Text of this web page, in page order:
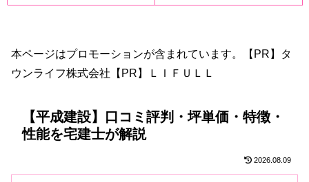
本ページはプロモーションが含まれています。【PR】タ
ウンライフ株式会社【PR】ＬＩＦＵＬＬ
【平成建設】口コミ評判・坪単価・特徴・
性能を宅建士が解説
2026.08.09